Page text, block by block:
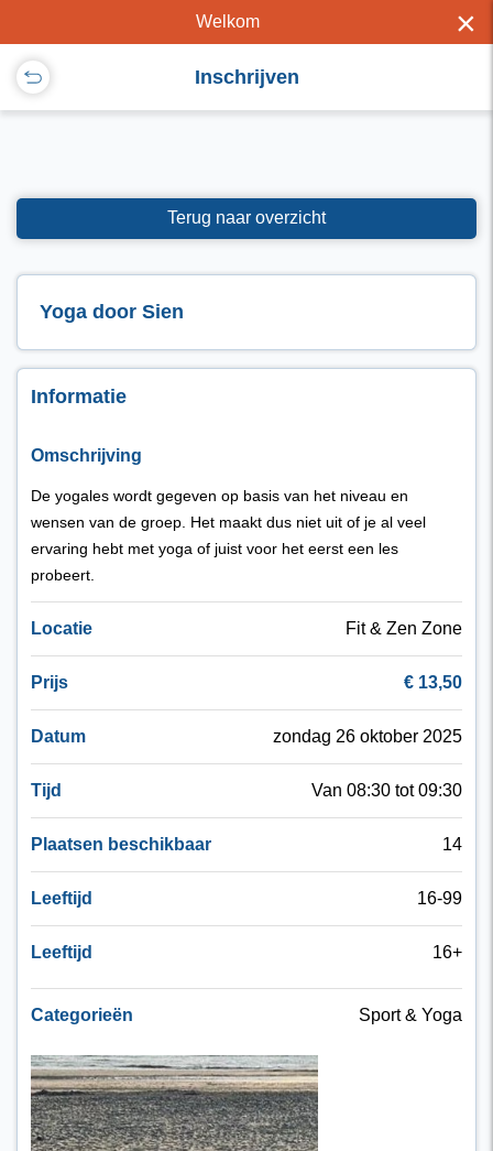
Welkom ×
Inschrijven
Terug naar overzicht
Yoga door Sien
Informatie
Omschrijving
De yogales wordt gegeven op basis van het niveau en
wensen van de groep. Het maakt dus niet uit of je al veel
ervaring hebt met yoga of juist voor het eerst een les
probeert.
Locatie Fit & Zen Zone
Prijs € 13,50
Datum zondag 26 oktober 2025
Tijd Van 08:30 tot 09:30
Plaatsen beschikbaar 14
Leeftijd 16-99
Leeftijd 16+
Categorieën Sport & Yoga